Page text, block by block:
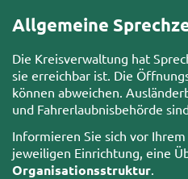
Allgemeine
Die Kreisverwaltung hat
sie erreichbar ist. Die
können abweichen.
und Fahrerlaubnisbehörde
Informieren Sie sich vor
jeweiligen Einrichtung, eine
Organisationsstruktur